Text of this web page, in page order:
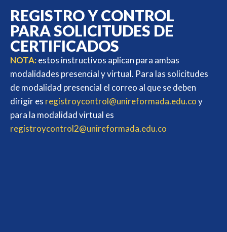
REGISTRO Y CONTROL
PARA SOLICITUDES DE
CERTIFICADOS
NOTA:estos instructivos aplican para ambas
modalidades presencial y virtual. Para las solicitudes
de modalidad presencial el correo al que se deben
dirigir es registroycontrol@unireformada.edu.coy
para la modalidad virtual es
registroycontrol2@unireformada.edu.co